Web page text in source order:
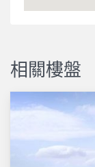
相關樓盤